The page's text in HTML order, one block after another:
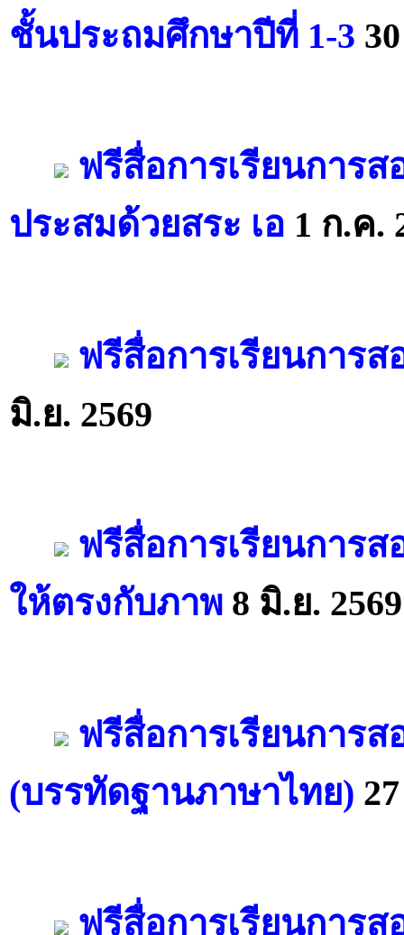
ชั้นประถมศึกษาปีที่ 1-3
ฟรีสื่อการเรียนการ
ประสมด้วยสระ เอ 1 ก.ค.
ฟรีสื่อการเรียนการ
มิ.ย. 2569
ฟรีสื่อการเรียนการ
ให้ตรงกับภาพ 8 มิ.ย. 2569
ฟรีสื่อการเรียนการ
(บรรทัดฐานภาษาไทย)
ฟรีสื่อการเรียนการ